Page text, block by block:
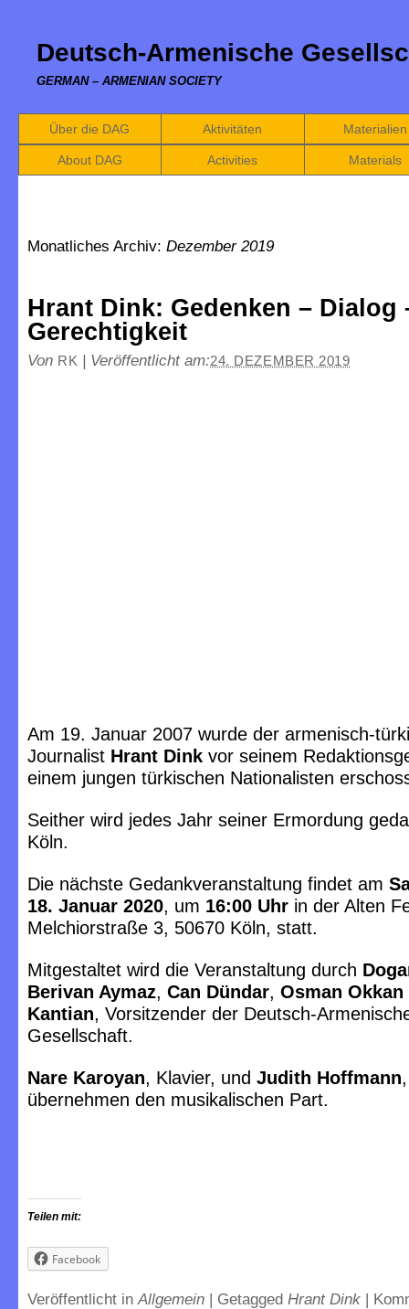
Deutsch-Armenische
GERMAN – ARMENIAN SOCIETY
Über die DAG Aktivitäten Materialien
About DAG Activities Materials
Monatliches Archiv: Dezember 2019
Hrant Dink: Gedenken – Dialog
Gerechtigkeit
Von RK | Veröffentlicht am:24. DEZEMBER 2019
Am 19. Januar 2007 wurde der armenisch-
Journalist Hrant Dink vor seinem
einem jungen türkischen Nationalisten
Seither wird jedes Jahr seiner Ermordung
Köln.
Die nächste Gedankveranstaltung findet am
18. Januar 2020, um 16:00 Uhr in der Alten
Melchiorstraße 3, 50670 Köln, statt.
Mitgestaltet wird die Veranstaltung durch
Berivan Aymaz, Can Dündar, Osman Okkan
Kantian, Vorsitzender der Deutsch-
Gesellschaft.
Nare Karoyan, Klavier, und Judith Hoffmann
übernehmen den musikalischen Part.
Teilen mit:
Facebook
Veröffentlicht inAllgemein | Getagged Hrant Dink |